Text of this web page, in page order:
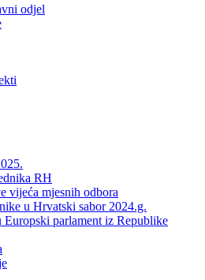
odjel
RH
vijeća mjesnih odbora
u Hrvatski sabor 2024.g.
Europski parlament iz Republike